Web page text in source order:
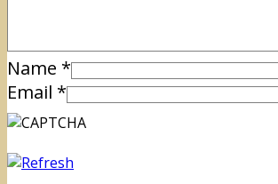
Name *
Email *